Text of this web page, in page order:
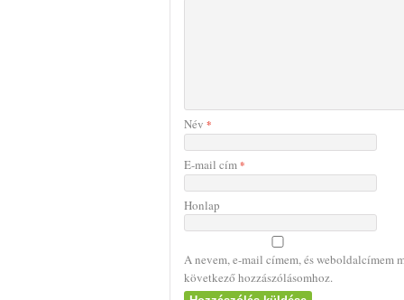
Név *
E-mail cím*
Honlap
A nevem, e-mail címem, és weboldalcímem
következő hozzászólásomhoz.